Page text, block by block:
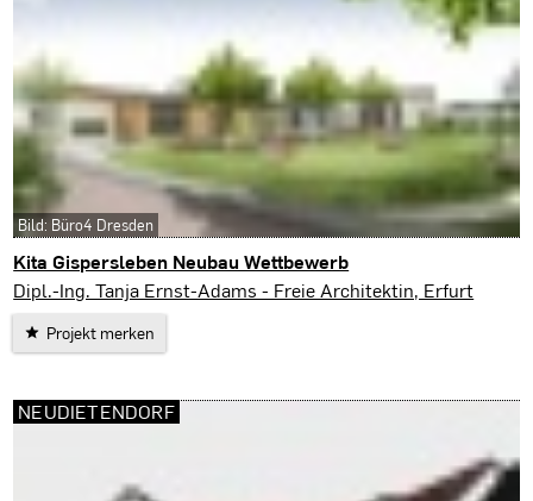
Kita Gispersleben Neubau Wettbewerb
Erfurt
Dipl.-Ing. Tanja Ernst-Adams - Freie Architektin, Erfurt
Projekt merken
Bild: Büro4 Dresden
NEUDIETENDORF